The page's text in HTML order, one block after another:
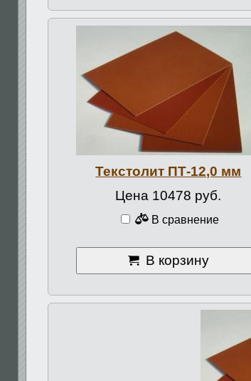
Текстолит ПТ-12,0 мм
Цена 10478 руб.
В сравнение
В корзину